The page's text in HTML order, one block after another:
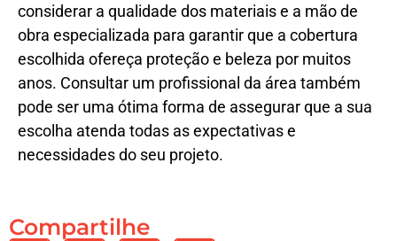
considerar a qualidade dos materiais e a mão de
obra especializada para garantir que a cobertura
escolhida ofereça proteção e beleza por muitos
anos. Consultar um profissional da área também
pode ser uma ótima forma de assegurar que a sua
escolha atenda todas as expectativas e
necessidades do seu projeto.
Compartilhe